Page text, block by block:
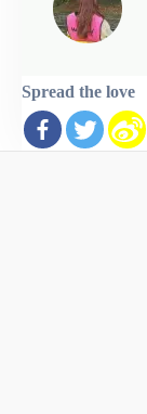
Spread the love